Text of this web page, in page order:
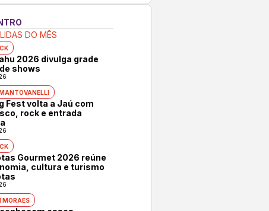
DO MÊS
2026 divulga grade
shows
Fest volta a Jaú com
rock e entrada
Gourmet 2026 reúne
cultura e turismo
MORAES